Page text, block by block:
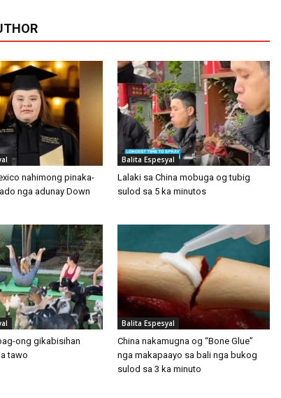
nahimong pinaka-
nga adunay Down
Balita Espesyal
Lalaki sa China mobuga og tubig
sulod sa 5 ka minutos
ong gikabisihan
tawo
Balita Espesyal
China nakamugna og “Bone Glue”
nga makapaayo sa bali nga bukog
sulod sa 3 ka minuto